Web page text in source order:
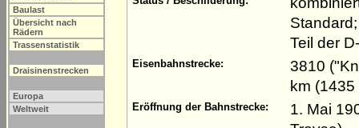
Baulast
Übersicht nach
Rädern
Trassenstatistik
Draisinenstrecken
Europa
Weltweit
Teil der
Eisenbahnstrecke:
3810
km (1435
Eröffnung der Bahnstrecke:
1. Mai